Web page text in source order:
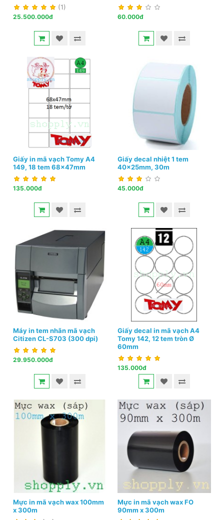
(1)
25.500.000đ 60.000đ
Giấy in mã vạch Tomy A4
149, 18 tem 68x47mm
135.000đ
Giấy decal nhiệt 1 tem
40x25mm, 30m
45.000đ
Máy in tem nhãn mã vạch
Citizen CL-S703 (300 dpi)
29.950.000đ
Giấy decal in mã vạch A4
Tomy 142, 12 tem tròn Ø
60mm
135.000đ
Mực in mã vạch wax 100mm
x 300m
Mực in mã vạch wax FO
90mm x 300m